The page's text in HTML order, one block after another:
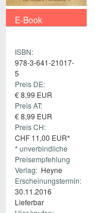
E-Book
ISBN:
978-3-641-21017-
5
Preis DE:
€ 8,99 EUR
Preis AT:
€ 8,99 EUR
Preis CH:
CHF 11,00 EUR*
* unverbindliche
Preisempfehlung
Verlag: Heyne
Erscheinungstermin:
30.11.2016
Lieferbar